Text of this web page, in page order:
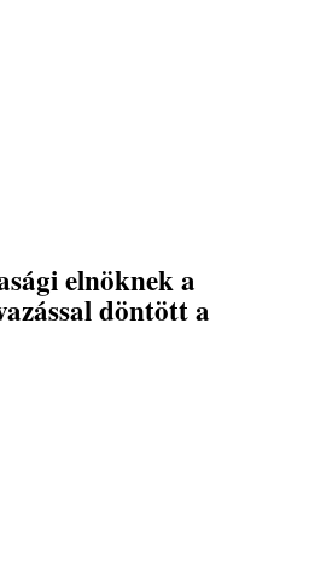
elnöknek a
döntött a